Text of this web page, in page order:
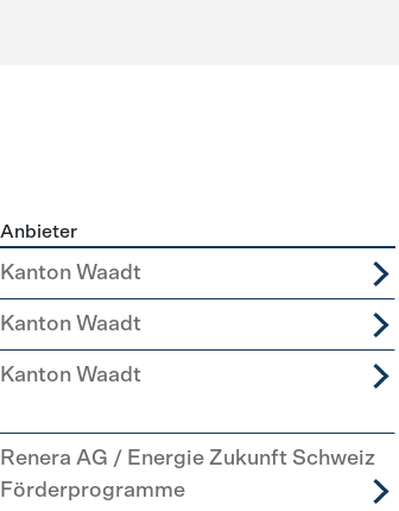
Anbieter
Kanton Waadt
Kanton Waadt
Kanton Waadt
Renera AG / Energie Zukunft Schweiz
Förderprogramme